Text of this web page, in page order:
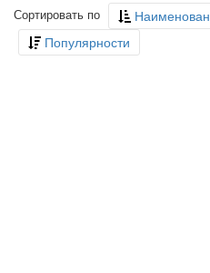
Сортировать по
Популярности